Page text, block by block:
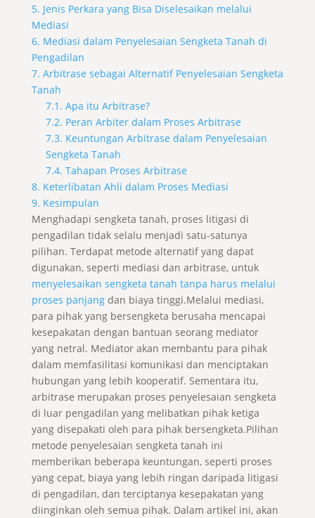
5. Jenis Perkara yang Bisa Diselesaikan melalui
Mediasi
6. Mediasi dalam Penyelesaian Sengketa Tanah di
Pengadilan
7. Arbitrase sebagai Alternatif Penyelesaian Sengketa
Tanah
7.1. Apa itu Arbitrase?
7.2. Peran Arbiter dalam Proses Arbitrase
7.3. Keuntungan Arbitrase dalam Penyelesaian
Sengketa Tanah
7.4. Tahapan Proses Arbitrase
8. Keterlibatan Ahli dalam Proses Mediasi
9. Kesimpulan
Menghadapi sengketa tanah, proses litigasi di
pengadilan tidak selalu menjadi satu-satunya
pilihan. Terdapat metode alternatif yang dapat
digunakan, seperti mediasi dan arbitrase, untuk
menyelesaikan sengketa tanah tanpa harus melalui
proses panjangdan biaya tinggi.Melalui mediasi,
para pihak yang bersengketa berusaha mencapai
kesepakatan dengan bantuan seorang mediator
yang netral. Mediator akan membantu para pihak
dalam memfasilitasi komunikasi dan menciptakan
hubungan yang lebih kooperatif. Sementara itu,
arbitrase merupakan proses penyelesaian sengketa
di luar pengadilan yang melibatkan pihak ketiga
yang disepakati oleh para pihak bersengketa.Pilihan
metode penyelesaian sengketa tanah ini
memberikan beberapa keuntungan, seperti proses
yang cepat, biaya yang lebih ringan daripada litigasi
di pengadilan, dan terciptanya kesepakatan yang
diinginkan oleh semua pihak. Dalam artikel ini, akan